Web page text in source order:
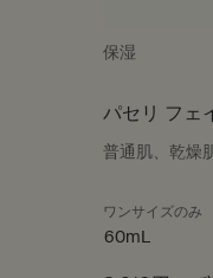
保湿
パセリ フェ
普通肌、乾燥
ワンサイズのみ
60mL